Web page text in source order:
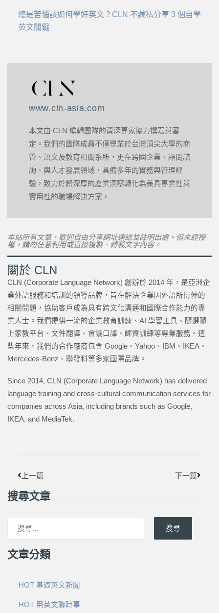
總是苦惱該如何學好英文？CLN 不藏私分享 3 個自學
英文關鍵
www.cln-asia.com
本文由 CLN 編輯團隊的資深專家協力撰寫與審
定。我們的團隊成員不僅畢業於台灣頂尖大學的商
管、語文及教育相關系所，更在跨國企業、顧問諮
詢、與人才發展領域，具備多年的實務與管理經
驗，致力於將深厚的產業洞察轉化為兼具專業性與
實用性的職場解決方案。
本站所有文章，歡迎自由分享網址連結並註明出處。但未經授
權，請勿任意利用或直接複製、轉載文字內容。
關於 CLN
CLN (Corporate Language Network) 創辦於 2014 年，是亞洲企
業外語服務和培訓的領導品牌，旨在解決企業因外語所衍伸的
相關問題，協助客戶成為具有跨文化溝通和國際合作能力的專
業人士。我們提供一流的企業教育訓練、AI 學習工具、隨選隨
上家教平台、文件翻譯、會議口譯、師資訓練等專業服務。這
些年來，我們的合作廠商包含 Google、Yahoo、IBM、IKEA、
Mercedes-Benz、聯發科等多家國際品牌。
Since 2014, CLN (Corporate Language Network) has delivered
language training and cross-cultural communication services for
companies across Asia, including brands such as Google,
IKEA, and MediaTek.
上一篇 下一篇
搜尋文章
搜尋
文章分類
HOT 基礎英文新聞
HOT 用英文聊時事